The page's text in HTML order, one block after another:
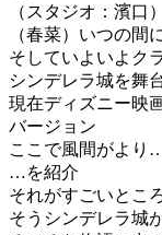
（スタジオ：濱口
（春菜）いつの間に
そしていよいよク
シンデレラ城を舞
現在ディズニー映
バージョン
ここで風間がより
…を紹介
それがすごいとこ
そうシンデレラ城